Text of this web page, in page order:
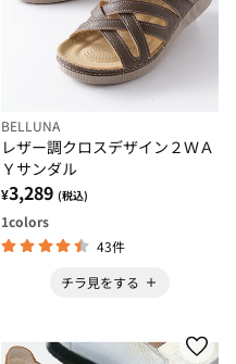
BELLUNA
レザー調クロスデザイン２ＷＡ
Ｙサンダル
¥3,289 (税込)
1colors
43件
チラ見をする